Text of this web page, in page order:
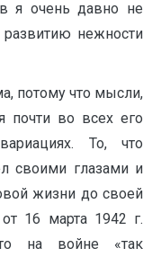
я очень давно не
нежности
потому что мысли,
почти во всех его
То, что
своими глазами и
жизни до своей
16 марта 1942 г.
на войне «так